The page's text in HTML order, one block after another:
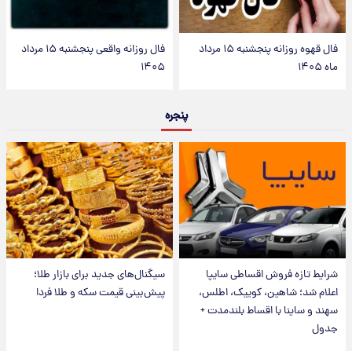
فال قهوه روزانه پنجشنبه ۱۵ مرداد
ماه ۱۴۰۵
فال روزانه واقعی پنجشنبه ۱۵ مرداد
۱۴۰۵
پنجره
شرایط تازه فروش اقساطی سایپا
اعلام شد؛ شاهین، کوییک، اطلس،
سهند و ساینا با اقساط بلندمدت +
جدول
سیگنال‌های جدید برای بازار طلا؛
پیش‌بینی قیمت سکه و طلا فردا